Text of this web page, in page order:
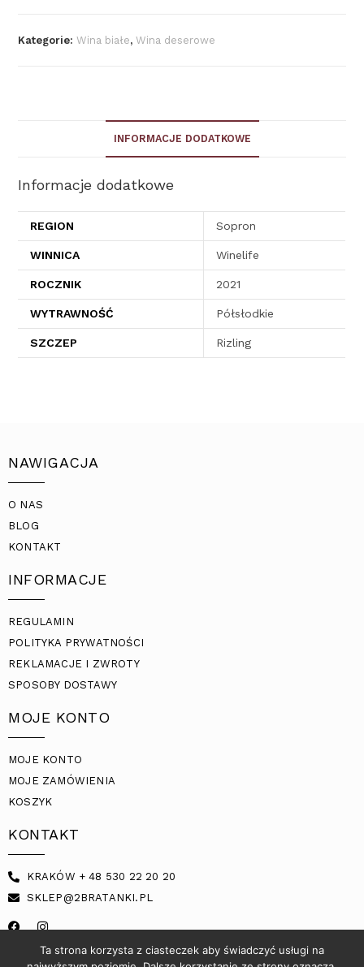
Kategorie:Wina białe,Wina deserowe
INFORMACJE DODATKOWE
Informacje dodatkowe
REGION Sopron
WINNICA Winelife
ROCZNIK 2021
WYTRAWNOŚĆ Półsłodkie
SZCZEP Rizling
NAWIGACJA
O NAS
BLOG
KONTAKT
INFORMACJE
REGULAMIN
POLITYKA PRYWATNOŚCI
REKLAMACJE I ZWROTY
SPOSOBY DOSTAWY
MOJE KONTO
MOJE KONTO
MOJE ZAMÓWIENIA
KOSZYK
KONTAKT
KRAKÓW + 48 530 22 20 20
SKLEP@2BRATANKI.PL
Ta strona korzysta z ciasteczek aby świadczyć usługi na